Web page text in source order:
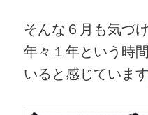
そんな６月も気づ
年々１年という時
いると感じています